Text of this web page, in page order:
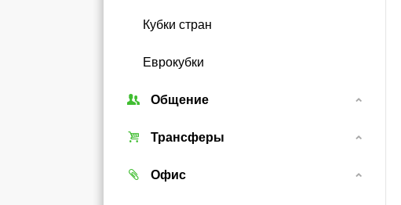
Кубки стран
Еврокубки
Общение
Союзы
Форум
Трансферы
Трансферный рынок
Офис